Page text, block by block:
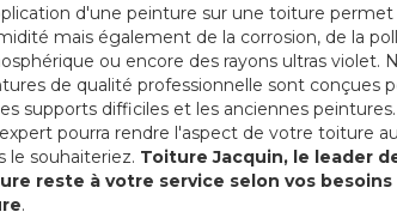
d'une peinture sur une toiture
mais également de la corrosion, de la
ou encore des rayons ultras violet.
de qualité professionnelle sont conçues
supports difficiles et les anciennes
pourra rendre l'aspect de votre toiture
le souhaiteriez. Toiture Jacquin, le leader
reste à votre service selon vos
.